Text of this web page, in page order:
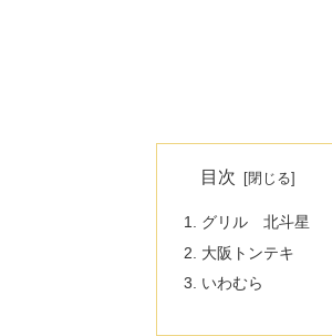
目次
グリル 北斗星
大阪トンテキ
いわむら